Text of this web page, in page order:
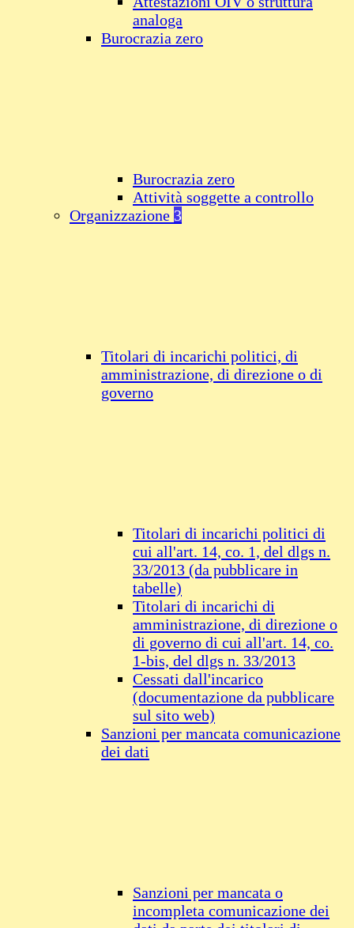
analoga
Burocrazia zero
Burocrazia zero
Attività soggette a controllo
Organizzazione 3
Titolari di incarichi politici, di
amministrazione, di direzione o di
governo
Titolari di incarichi politici di
cui all'art. 14, co. 1, del dlgs n.
33/2013 (da pubblicare in
tabelle)
Titolari di incarichi di
amministrazione, di direzione o
di governo di cui all'art. 14, co.
1-bis, del dlgs n. 33/2013
Cessati dall'incarico
(documentazione da pubblicare
sul sito web)
Sanzioni per mancata comunicazione
dei dati
Sanzioni per mancata o
incompleta comunicazione dei